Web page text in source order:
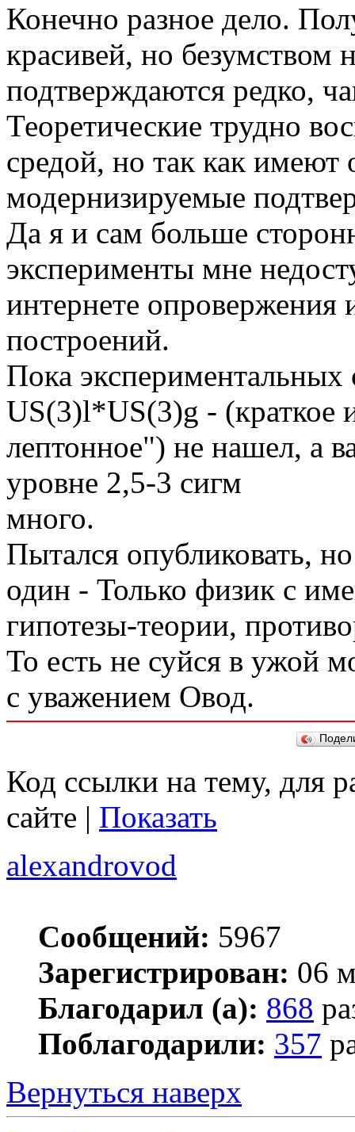
Конечно разное дело.
красивей, но безумством
подтверждаются редко,
Теоретические трудно
средой, но так как имеют
модернизируемые
Да я и сам больше
эксперименты мне
интернете опровержения
построений.
Пока
US(3)l*US(3)g - (краткое
лептонное") не нашел, а
уровне 2,5-3 сигм
много.
Пытался опубликовать,
один - Только физик с
гипотезы-теории,
То есть не суйся в ужой
с уважением Овод.
Код ссылки на тему, для
сайте | Показать
alexandrovod
Сообщений: 5967
Зарегистрирован: 06
Благодарил (а): 868
Поблагодарили: 357
Вернуться наверх